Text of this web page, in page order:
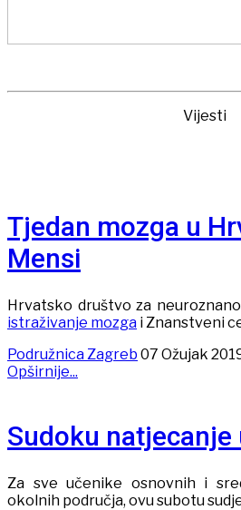
Vijesti
Tjedan mozga u
Mensi
Hrvatsko društvo za
istraživanje mozga i Znanstveni
Podružnica Zagreb 07 Ožujak
Opširnije...
Sudoku natjecanje
Za sve učenike osnovnih i
okolnih područja, ovu subotu